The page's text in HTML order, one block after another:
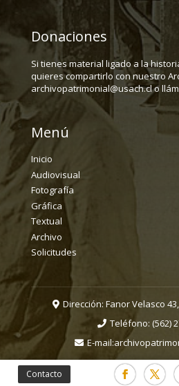
Contacto
Donaciones
Si tienes material ligado a la
quieres compartirlo con nuestro
archivopatrimonial@usach.cl o
Menú
Inicio
Audiovisual
Fotografía
Gráfica
Textual
Archivo
Solicitudes
Dirección: Fanor Velasco
Teléfono: (562)
E-mail: